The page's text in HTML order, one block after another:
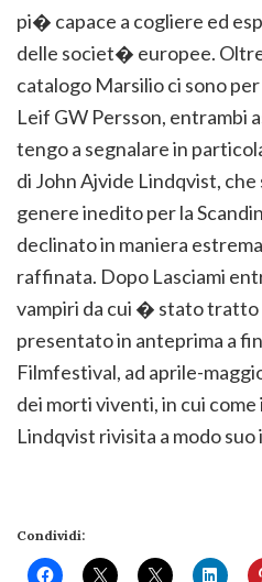
pi� capace a cogliere ed
delle societ� europee.
catalogo Marsilio ci sono
Leif GW Persson, entrambi
tengo a segnalare in
di John Ajvide Lindqvist,
genere inedito per la
declinato in maniera
raffinata. Dopo Lasciami
vampiri da cui � stato
presentato in anteprima a
Filmfestival, ad aprile-
dei morti viventi, in cui
Lindqvist rivisita a modo suo
Condividi: